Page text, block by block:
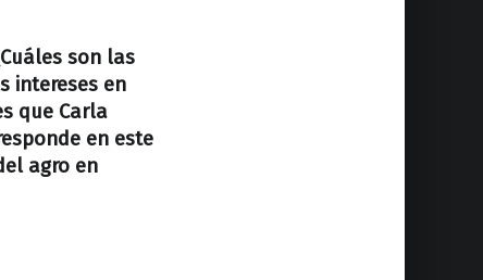
son las
intereses en
que Carla
en este
agro en